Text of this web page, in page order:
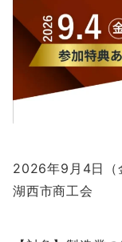
2026年9月4日（
湖西市商工会